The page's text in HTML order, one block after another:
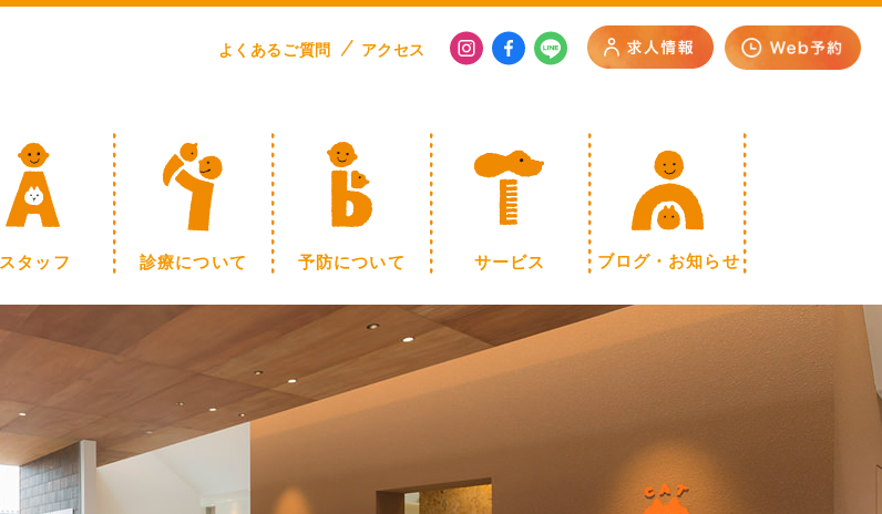
よくあるご質問 アクセス
スタッフ 診療について 予防について サービス ブログ・お知らせ